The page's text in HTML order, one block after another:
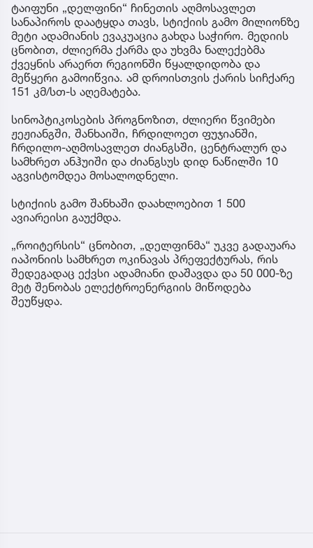
ტაიფუნი „დელფინი“ ჩინეთის აღმოსავლეთ
სანაპიროს დაატყდა თავს, სტიქიის გამო მილიონზე
მეტი ადამიანის ევაკუაცია გახდა საჭირო. მედიის
ცნობით, ძლიერმა ქარმა და უხვმა ნალექებმა
ქვეყნის არაერთ რეგიონში წყალდიდობა და
მეწყერი გამოიწვია. ამ დროისთვის ქარის სიჩქარე
151 კმ/სთ-ს აღემატება.
სინოპტიკოსების პროგნოზით, ძლიერი წვიმები
ჟეჟიანგში, შანხაიში, ჩრდილოეთ ფუჯიანში,
ჩრდილო-აღმოსავლეთ ძიანგსში, ცენტრალურ და
სამხრეთ ანჰუიში და ძიანგსუს დიდ ნაწილში 10
აგვისტომდეა მოსალოდნელი.
სტიქიის გამო შანხაში დაახლოებით 1 500
ავიარეისი გაუქმდა.
„როიტერსის“ ცნობით, „დელფინმა“ უკვე გადაუარა
იაპონიის სამხრეთ ოკინავას პრეფექტურას, რის
შედეგადაც ექვსი ადამიანი დაშავდა და 50 000-ზე
მეტ შენობას ელექტროენერგიის მიწოდება
შეუწყდა.